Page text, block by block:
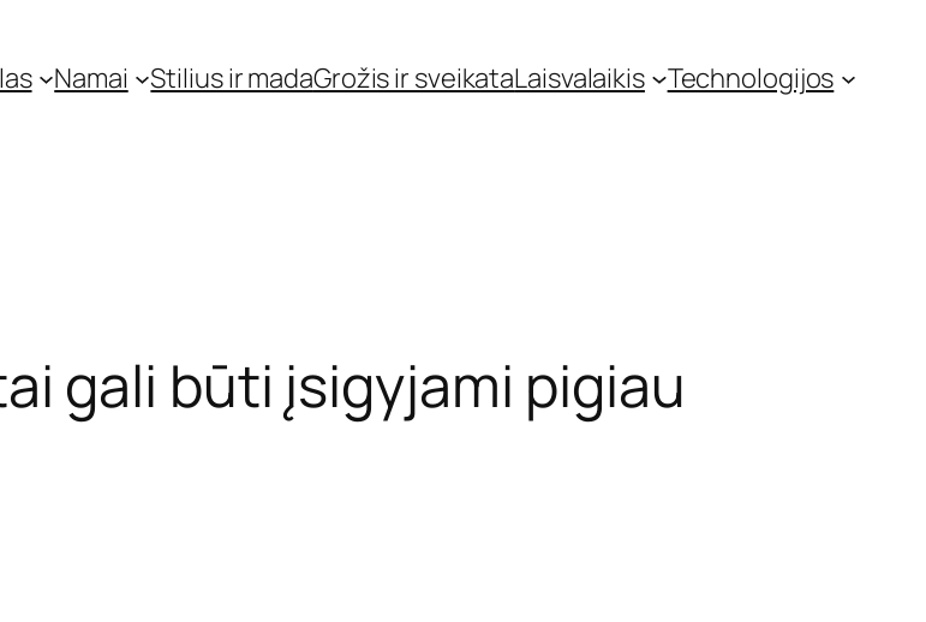
Namai Stilius ir madaGrožis ir sveikataLaisvalaikis Technologijos
gali būti įsigyjami pigiau